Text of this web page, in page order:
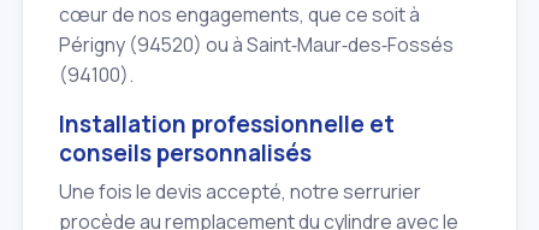
cœur de nos engagements, que ce soit à
Périgny (94520) ou à Saint‑Maur‑des‑Fossés
(94100).
Installation professionnelle et
conseils personnalisés
Une fois le devis accepté, notre serrurier
procède au remplacement du cylindre avec le